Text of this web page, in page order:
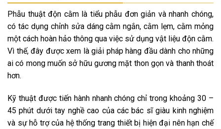
Phẫu thuật độn cằm là tiểu phẫu đơn giản và nhanh chóng,
có tác dụng chỉnh sửa dáng cằm ngắn, cằm lẹm, cằm mỏng
một cách hoàn hảo thông qua việc sử dụng vật liệu độn cằm.
Vì thế, đây được xem là giải pháp hàng đầu dành cho những
ai có mong muốn sở hữu gương mặt thon gọn và thanh thoát
hơn.
Kỹ thuật được tiến hành nhanh chóng chỉ trong khoảng 30 –
45 phút dưới tay nghề cao của các bác sĩ giàu kinh nghiệm
và sự hỗ trợ của hệ thống trang thiết bị hiện đại nên hạn chế